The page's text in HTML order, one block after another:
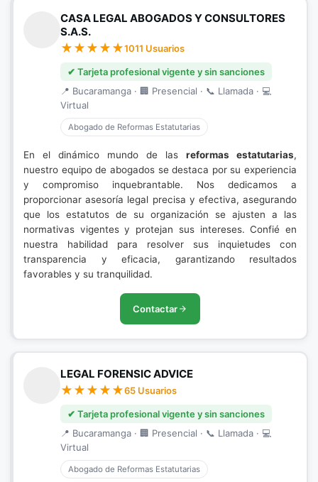
CASA LEGAL ABOGADOS Y CONSULTORES
S.A.S.
1011 Usuarios
✔ Tarjeta profesional vigente y sin sanciones
📍 Bucaramanga · 🏢 Presencial · 📞 Llamada · 💻
Virtual
Abogado de Reformas Estatutarias
En el dinámico mundo de las reformas estatutarias,
nuestro equipo de abogados se destaca por su experiencia
y compromiso inquebrantable. Nos dedicamos a
proporcionar asesoría legal precisa y efectiva, asegurando
que los estatutos de su organización se ajusten a las
normativas vigentes y protejan sus intereses. Confié en
nuestra habilidad para resolver sus inquietudes con
transparencia y eficacia, garantizando resultados
favorables y su tranquilidad.
Contactar
LEGAL FORENSIC ADVICE
65 Usuarios
✔ Tarjeta profesional vigente y sin sanciones
📍 Bucaramanga · 🏢 Presencial · 📞 Llamada · 💻
Virtual
Abogado de Reformas Estatutarias